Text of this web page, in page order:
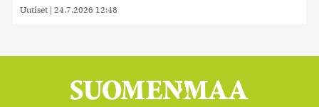
Uutiset | 24.7.2026 12:48